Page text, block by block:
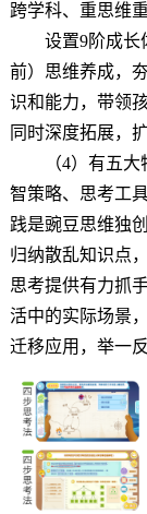
跨学科、重思维
设置9阶成长体
前）思维养成，
识和能力，带领
同时深度拓展，
（4）有五大特
智策略、思考工
践是豌豆思维独
归纳散乱知识点
思考提供有力抓
活中的实际场景
迁移应用，举一